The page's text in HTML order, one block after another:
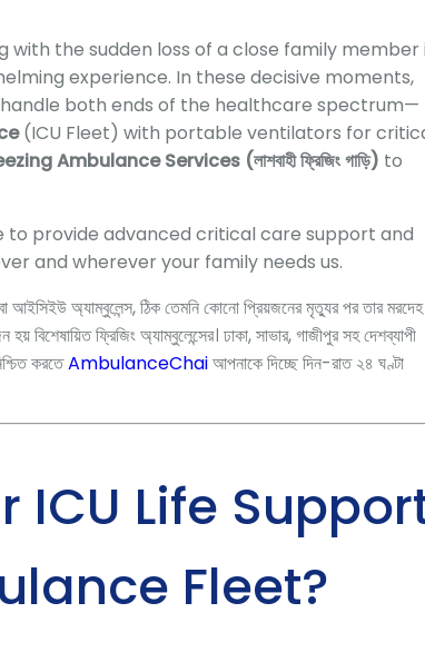
the sudden loss of a close family member
experience. In these decisive moments,
both ends of the healthcare spectrum—
(ICU Fleet) with portable ventilators for
Ambulance Services (লাশবাহী ফ্রিজিং গাড়ি) to
provide advanced critical care support and
and wherever your family needs us.
আইসিইউ অ্যাম্বুলেন্স,ঠিক তেমনি কোনো প্রিয়জনের মৃত্যুর পর তার মরদেহ
বিশেষায়িত ফ্রিজিং অ্যাম্বুলেন্সের। ঢাকা,সাভার,গাজীপুর সহ দেশব্যাপী
করতেAmbulanceChaiআপনাকে দিচ্ছে দিন-রাত ২৪ ঘণ্টা
ICU Life
Fleet?